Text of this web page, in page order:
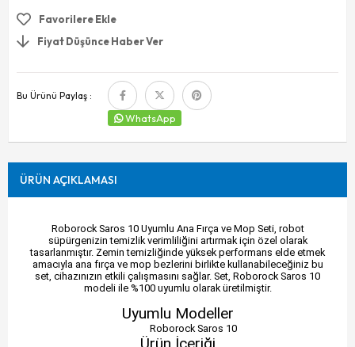
Favorilere Ekle
Fiyat Düşünce Haber Ver
Bu Ürünü Paylaş :
WhatsApp
ÜRÜN AÇIKLAMASI
Roborock Saros 10 Uyumlu Ana Fırça ve Mop Seti, robot
süpürgenizin temizlik verimliliğini artırmak için özel olarak
tasarlanmıştır. Zemin temizliğinde yüksek performans elde etmek
amacıyla ana fırça ve mop bezlerini birlikte kullanabileceğiniz bu
set, cihazınızın etkili çalışmasını sağlar. Set, Roborock Saros 10
modeli ile %100 uyumlu olarak üretilmiştir.
Uyumlu Modeller
Roborock Saros 10